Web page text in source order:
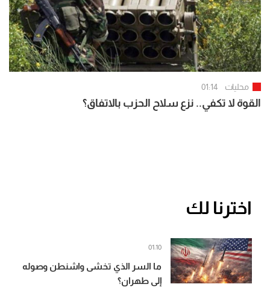
محليات 01:14
القوة لا تكفي.. نزع سلاح الحزب بالاتفاق؟
اخترنا لك
ما السر الذي تخشى واشنطن وصوله
إلى طهران؟
01:10